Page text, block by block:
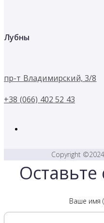
Лубны
пр-т Владимирский, 3/8
+38 (066) 402 52 43
Copyright
Ваше имя